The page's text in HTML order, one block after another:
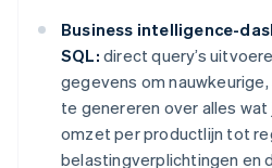
Business intelligence-
SQL: direct query’s
gegevens om
te genereren over alles wat
omzet per productlijn tot
belastingverplichtingen en